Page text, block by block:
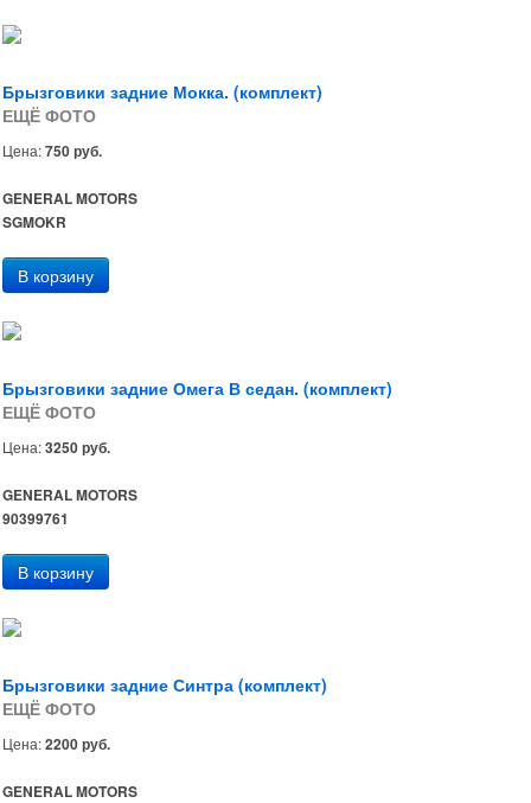
Брызговики задние Мокка. (комплект)
ЕЩЁ ФОТО
Цена:750 руб.
GENERAL MOTORS
SGMOKR
Брызговики задние Омега В седан. (комплект)
ЕЩЁ ФОТО
Цена:3250 руб.
GENERAL MOTORS
90399761
Брызговики задние Синтра (комплект)
ЕЩЁ ФОТО
Цена:2200 руб.
GENERAL MOTORS